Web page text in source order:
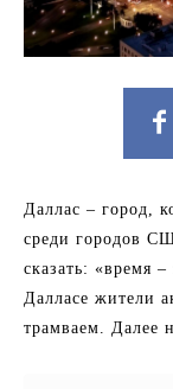
Даллас – город,
среди городов
сказать: «время
Далласе жители
трамваем. Далее